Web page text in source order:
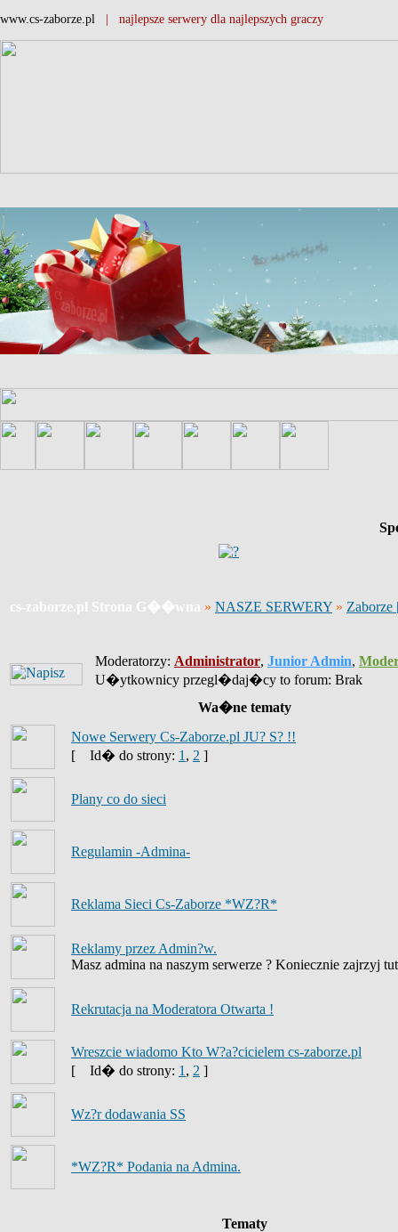
www.cs-zaborze.pl | najlepsze serwery dla najlepszych graczy
cs-zaborze.pl Strona G��wna » NASZE SERWERY » Zaborze
Moderatorzy: Administrator, Junior Admin,
U�ytkownicy przegl�daj�cy to forum: Brak
Wa�ne tematy
Nowe Serwery Cs-Zaborze.pl JU? S? !!
[
Id� do strony: 1 , 2 ]
Plany co do sieci
Regulamin -Admina-
Reklama Sieci Cs-Zaborze *WZ?R*
Reklamy przez Admin?w.
Masz admina na naszym serwerze ? Koniecznie zajrzyj
Rekrutacja na Moderatora Otwarta !
Wreszcie wiadomo Kto W?a?cicielem cs-zaborze.pl
[
Id� do strony: 1 , 2 ]
Wz?r dodawania SS
*WZ?R* Podania na Admina.
Tematy